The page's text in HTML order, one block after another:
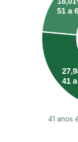
41 anos